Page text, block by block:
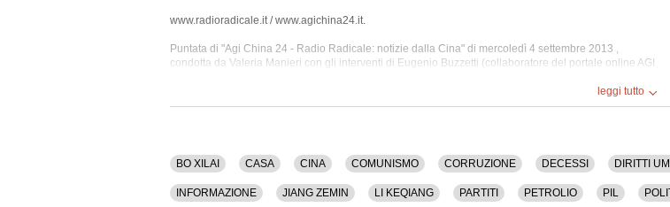
www.radioradicale.it / www.agichina24.it.
Puntata di "Agi China 24 - Radio Radicale: notizie dalla Cina" di mercoledì 4 settembre 2013 ,
condotta da Valeria Manieri con gli interventi di Eugenio Buzzetti (collaboratore del portale online AGI
Tra gli argomenti discussi: Bo Xilai, Casa, Cina, Comunismo, Corruzione, Decessi, Diritti Umani,
La registrazione audio di questa puntata ha una durata di 21 minuti.
leggi tutto
BO XILAI CASA CINA COMUNISMO CORRUZIONE DECESSI DIRITTI
INFORMAZIONE JIANG ZEMIN LI KEQIANG PARTITI PETROLIO PIL